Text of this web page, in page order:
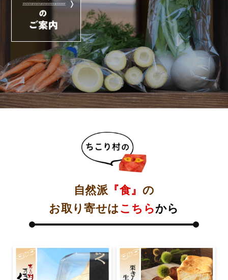
自然派 『食』 の
お取り寄せはこちらから